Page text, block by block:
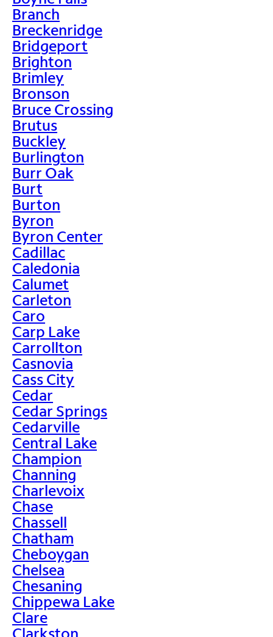
Branch
Breckenridge
Bridgeport
Brighton
Brimley
Bronson
Bruce Crossing
Brutus
Buckley
Burlington
Burr Oak
Burt
Burton
Byron
Byron Center
Cadillac
Caledonia
Calumet
Carleton
Caro
Carp Lake
Carrollton
Casnovia
Cass City
Cedar
Cedar Springs
Cedarville
Central Lake
Champion
Channing
Charlevoix
Chase
Chassell
Chatham
Cheboygan
Chelsea
Chesaning
Chippewa Lake
Clare
Clarkston